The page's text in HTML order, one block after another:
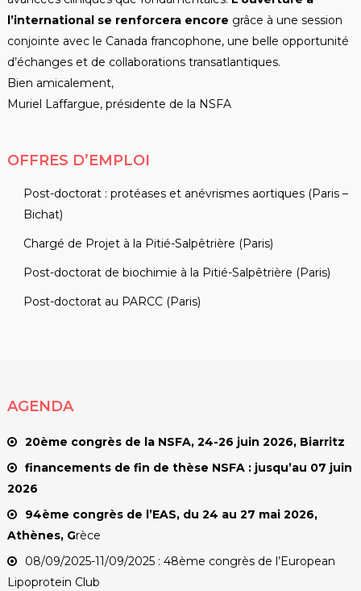
l’international se renforcera encore grâce à une session
conjointe avec le Canada francophone, une belle opportunité
d’échanges et de collaborations transatlantiques.
Bien amicalement,
Muriel
Laffargue, présidente de la NSFA
OFFRES D’EMPLOI
Post-doctorat : protéases et anévrismes aortiques (Paris –
Bichat)
Chargé de Projet à la Pitié-Salpêtrière (Paris)
Post-doctorat de biochimie à la Pitié-Salpêtrière (Paris)
Post-doctorat au PARCC (Paris)
AGENDA
20ème congrès de la NSFA, 24-26 juin 2026, Biarritz
financements de fin de thèse NSFA : jusqu’au 07 juin
2026
94ème congrès de l’EAS, du 24 au 27 mai 2026,
Athènes, Grèce
08/09/2025-11/09/2025 : 48ème congrès de l’European
Lipoprotein Club